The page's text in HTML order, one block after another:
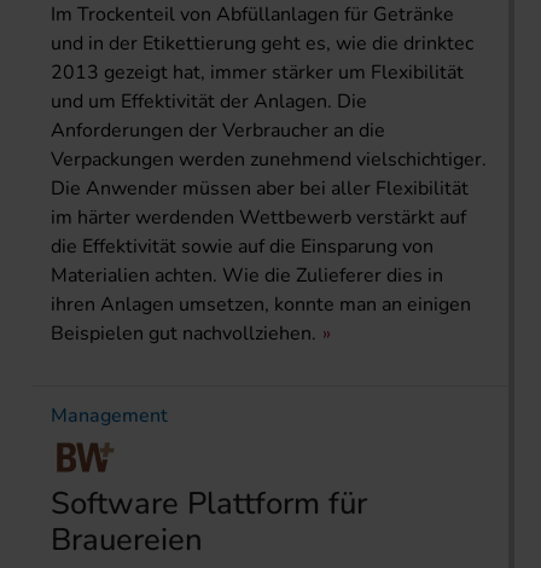
Im Trockenteil von Abfüllanlagen für Getränke
und in der Etikettierung geht es, wie die drinktec
2013 gezeigt hat, immer stärker um Flexibilität
und um Effektivität der Anlagen. Die
Anforderungen der Verbraucher an die
Verpackungen werden zunehmend vielschichtiger.
Die Anwender müssen aber bei aller Flexibilität
im härter werdenden Wettbewerb verstärkt auf
die Effektivität sowie auf die Einsparung von
Materialien achten. Wie die Zulieferer dies in
ihren Anlagen umsetzen, konnte man an einigen
Beispielen gut nachvollziehen.
Management
Software Plattform für
Brauereien